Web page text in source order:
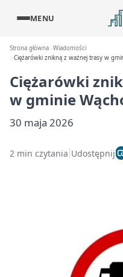
MENU
Strona główna Wiadomości
Ciężarówki znikną z ważnej trasy w
Ciężarówki
w gminie
30 maja 2026
2 min czytania Udostępnij